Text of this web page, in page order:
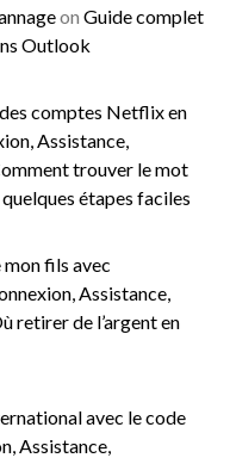
on Guide complet
Outlook
comptes Netflix en
Assistance,
trouver le mot
étapes faciles
mon fils avec
Assistance,
retirer de l’argent en
avec le code
Assistance,